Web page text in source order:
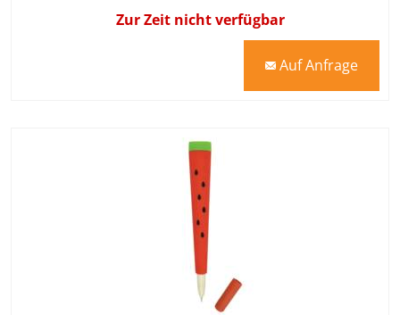
Zur Zeit nicht verfügbar
mail Auf Anfrage